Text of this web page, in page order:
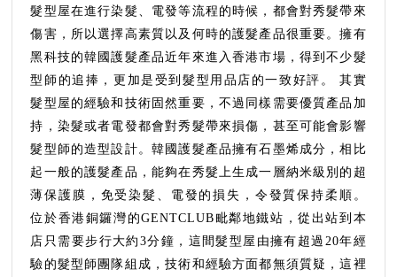
品
有
黑
科
技
受
髮
型
用
品
店
追
捧
髮型屋在進行染髮、電發等流程的時候，都會對秀髮帶來
傷害，所以選擇高素質以及何時的護髮產品很重要。擁有
黑科技的韓國護髮產品近年來進入香港市場，得到不少髮
型師的追捧，更加是受到髮型用品店的一致好評。 其實
髮型屋的經驗和技術固然重要，不過同樣需要優質產品加
持，染髮或者電發都會對秀髮帶來損傷，甚至可能會影響
髮型師的造型設計。韓國護髮產品擁有石墨烯成分，相比
起一般的護髮產品，能夠在秀髮上生成一層納米級別的超
薄保護膜，免受染髮、電發的損失，令發質保持柔順。
位於香港銅鑼灣的GENTCLUB毗鄰地鐵站，從出站到本
店只需要步行大約3分鐘，這間髮型屋由擁有超過20年經
驗的髮型師團隊組成，技術和經驗方面都無須質疑，這裡